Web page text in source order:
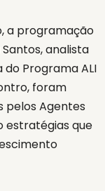
a programação
analista
do Programa ALI
foram
pelos Agentes
estratégias que